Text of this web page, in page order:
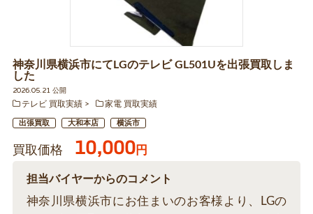
神奈川県横浜市にてLGのテレビ GL501Uを出張買取しま
した
2026.05.21 公開
テレビ 買取実績
家電 買取実績
出張買取 大和本店 横浜市
買取価格 10,000円
担当バイヤーからのコメント
神奈川県横浜市にお住まいのお客様より、LGの